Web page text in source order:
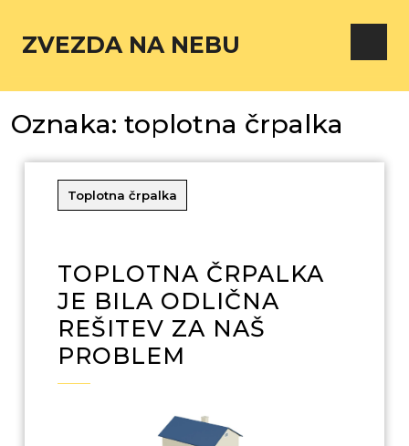
ZVEZDA NA NEBU
Oznaka: toplotna črpalka
Toplotna črpalka
TOPLOTNA ČRPALKA
JE BILA ODLIČNA
REŠITEV ZA NAŠ
PROBLEM